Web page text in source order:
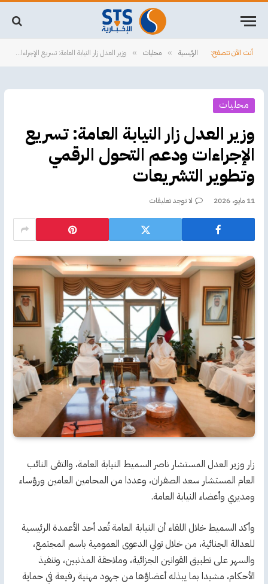
أنت الآن تتصفح: الرئيسية » محليات » وزير العدل زار النيابة العامة: تسريع الإجراءات ودعم التحول الرقمي وتطوير التشريعات
محليات
وزير العدل زار النيابة العامة: تسريع
الإجراءات ودعم التحول الرقمي
وتطوير التشريعات
11 مايو، 2026 لا توجد تعليقات
زار وزير العدل المستشار ناصر السميط النيابة العامة، والتقى النائب
العام المستشار سعد الصفران، وعددا من المحامين العامين ورؤساء
ومديري وأعضاء النيابة العامة.
وأكد السميط خلال اللقاء أن النيابة العامة تُعد أحد الأعمدة الرئيسية
للعدالة الجنائية، من خلال تولي الدعوى العمومية باسم المجتمع،
والسهر على تطبيق القوانين الجزائية، وملاحقة المذنبين، وتنفيذ
الأحكام، مشيدا بما يبذله أعضاؤها من جهود مهنية رفيعة في حماية